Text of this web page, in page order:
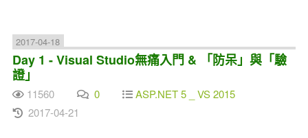
2017-04-18
Day 1 - Visual Studio無痛入門 & 「防呆」與「驗
證」
11560 0
ASP.NET 5 _ VS 2015
2017-04-21